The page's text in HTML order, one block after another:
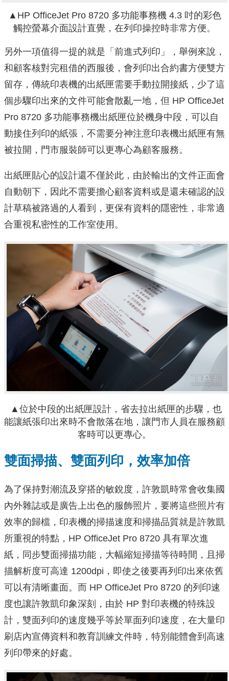
▲HP OfficeJet Pro 8720 多功能事務機 4.3 吋的彩色
觸控螢幕介面設計直覺，在列印操控時非常方便。
另外一項值得一提的就是「前進式列印」
，舉例來說，
和顧客核對完租借的西服後，會列印出合約書方便雙方
留存，傳統印表機的出紙匣需要手動拉開接紙，少了這
個步驟印出來的文件可能會散亂一地，但 HP OfficeJet
Pro 8720 多功能事務機出紙匣位於機身中段，可以自
動接住列印的紙張，不需要分神注意印表機出紙匣有無
被拉開，門市服裝師可以更專心為顧客服務。
出紙匣貼心的設計還不僅於此，由於輸出的文件正面會
自動朝下，因此不需要擔心顧客資料或是還未確認的設
計草稿被路過的人看到，更保有資料的隱密性，非常適
合重視私密性的工作室使用。
▲位於中段的出紙匣設計，省去拉出紙匣的步驟，也
能讓紙張印出來時不會散落在地，讓門市人員在服務顧
客時可以更專心。
雙面掃描、雙面列印，效率加倍
為了保持對潮流及穿搭的敏銳度，許敦凱時常會收集國
內外雜誌或是廣告上出色的服飾照片，要將這些照片有
效率的歸檔，印表機的掃描速度和掃描品質就是許敦凱
所重視的特點，HP OfficeJet Pro 8720 具有單次進
紙，同步雙面掃描功能，大幅縮短掃描等待時間，且掃
描解析度可高達 1200dpi，即使之後要再列印出來依舊
可以有清晰畫面。而 HP OfficeJet Pro 8720 的列印速
度也讓許敦凱印象深刻，由於 HP 對印表機的特殊設
計，雙面列印的速度幾乎等於單面列印速度，在大量印
刷店內宣傳資料和教育訓練文件時，特別能體會到高速
列印帶來的好處。